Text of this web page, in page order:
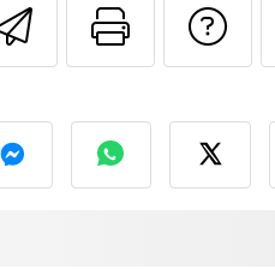
Envoyer